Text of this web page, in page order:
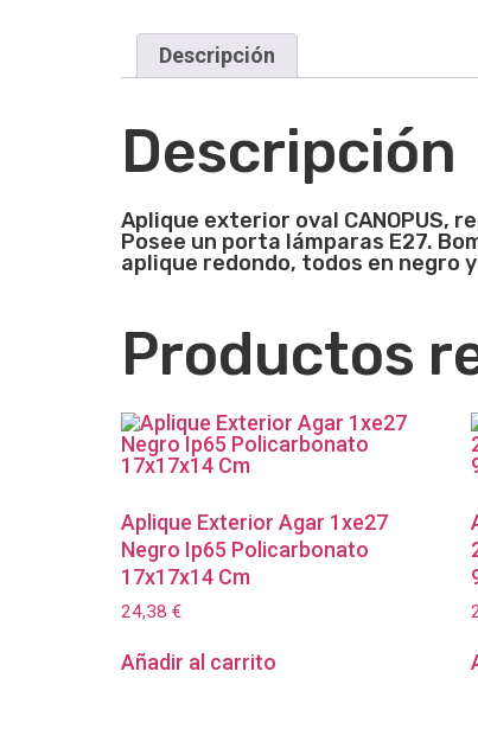
Descripción
Descripción
Aplique exterior oval CANOPUS,
Posee un porta lámparas E27.
aplique redondo, todos en negro
Productos
Aplique Exterior Agar 1xe27
Negro Ip65 Policarbonato
17x17x14 Cm
24,38 €
Añadir al carrito